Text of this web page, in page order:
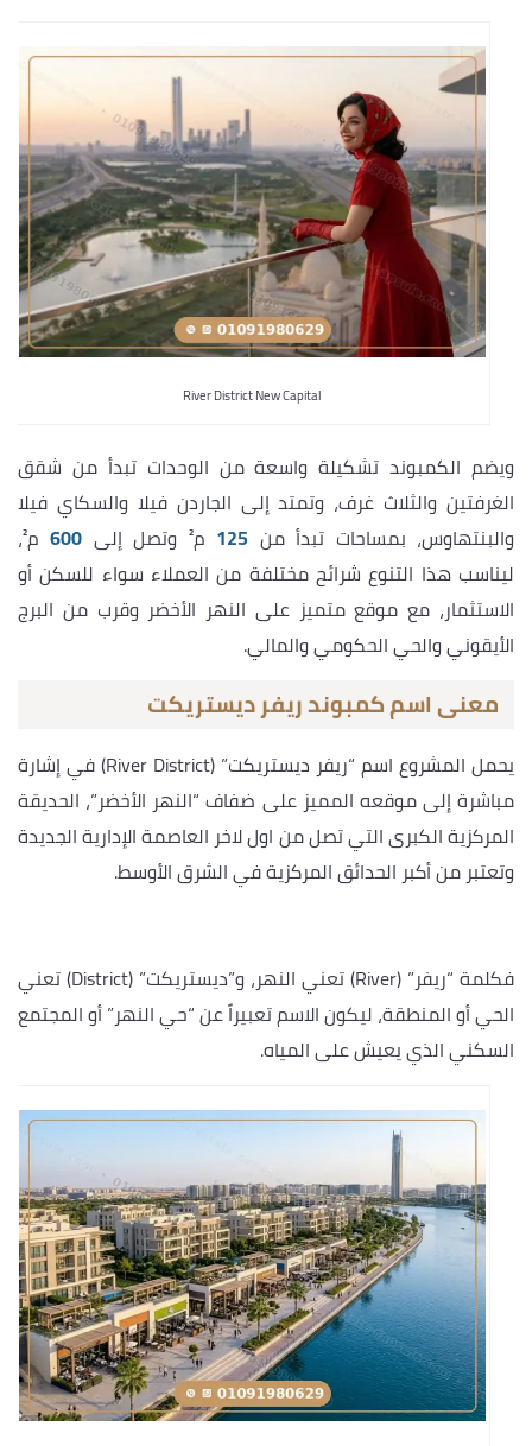
River District New Capital
ويضم الكمبوند تشكيلة واسعة من الوحدات تبدأ من شقق
الغرفتين والثلاث غرف، وتمتد إلى الجاردن فيلا والسكاي فيلا
والبنتهاوس، بمساحات تبدأ من 125 م² وتصل إلى 600
م²،
ليناسب هذا التنوع شرائح مختلفة من العملاء سواء للسكن أو
الاستثمار، مع موقع متميز على النهر الأخضر وقرب من البرج
الأيقوني والحي الحكومي والمالي.
معنى اسم كمبوند ريفر ديستريكت
يحمل المشروع اسم “ريفر ديستريكت” (River District) في إشارة
مباشرة إلى موقعه المميز على ضفاف “النهر الأخضر”، الحديقة
المركزية الكبرى التي تصل من اول لاخر العاصمة الإدارية الجديدة
وتعتبر من أكبر الحدائق المركزية في الشرق الأوسط.
فكلمة “ريفر” (River) تعني النهر، و”ديستريكت” (District) تعني
الحي أو المنطقة، ليكون الاسم تعبيراً عن “حي النهر” أو المجتمع
السكني الذي يعيش على المياه.